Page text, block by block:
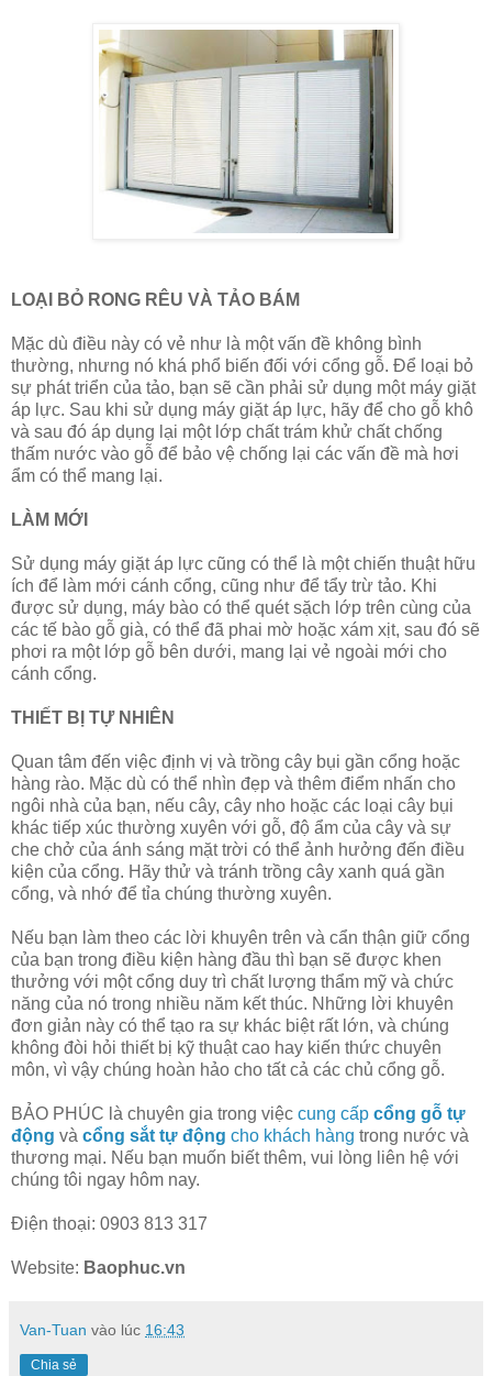
LOẠI BỎ RONG RÊU VÀ TẢO BÁM
Mặc dù điều này có vẻ như là một vấn đề không bình
thường, nhưng nó khá phổ biến đối với cổng gỗ. Để loại bỏ
sự phát triển của tảo, bạn sẽ cần phải sử dụng một máy giặt
áp lực. Sau khi sử dụng máy giặt áp lực, hãy để cho gỗ khô
và sau đó áp dụng lại một lớp chất trám khử chất chống
thấm nước vào gỗ để bảo vệ chống lại các vấn đề mà hơi
ẩm có thể mang lại.
LÀM MỚI
Sử dụng máy giặt áp lực cũng có thể là một chiến thuật hữu
ích để làm mới cánh cổng, cũng như để tẩy trừ tảo. Khi
được sử dụng, máy bào có thể quét sặch lớp trên cùng của
các tế bào gỗ già, có thể đã phai mờ hoặc xám xịt, sau đó sẽ
phơi ra một lớp gỗ bên dưới, mang lại vẻ ngoài mới cho
cánh cổng.
THIẾT BỊ TỰ NHIÊN
Quan tâm đến việc định vị và trồng cây bụi gần cổng hoặc
hàng rào. Mặc dù có thể nhìn đẹp và thêm điểm nhấn cho
ngôi nhà của bạn, nếu cây, cây nho hoặc các loại cây bụi
khác tiếp xúc thường xuyên với gỗ, độ ẩm của cây và sự
che chở của ánh sáng mặt trời có thể ảnh hưởng đến điều
kiện của cổng. Hãy thử và tránh trồng cây xanh quá gần
cổng, và nhớ để tỉa chúng thường xuyên.
Nếu bạn làm theo các lời khuyên trên và cẩn thận giữ cổng
của bạn trong điều kiện hàng đầu thì bạn sẽ được khen
thưởng với một cổng duy trì chất lượng thẩm mỹ và chức
năng của nó trong nhiều năm kết thúc. Những lời khuyên
đơn giản này có thể tạo ra sự khác biệt rất lớn, và chúng
không đòi hỏi thiết bị kỹ thuật cao hay kiến ​​thức chuyên
môn, vì vậy chúng hoàn hảo cho tất cả các chủ cổng gỗ.
BẢO PHÚC là chuyên gia trong việc cung cấp cổng gỗ tự
động và cổng sắt tự động cho khách hàng trong nước và
thương mại. Nếu bạn muốn biết thêm, vui lòng liên hệ với
chúng tôi ngay hôm nay.
Điện thoại: 0903 813 317
Website: Baophuc.vn
Van-Tuan vào lúc 16:43
Chia sẻ